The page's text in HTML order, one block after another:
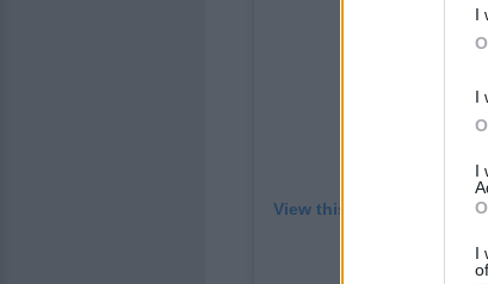
I
I
I
I
View this post on
A post shared